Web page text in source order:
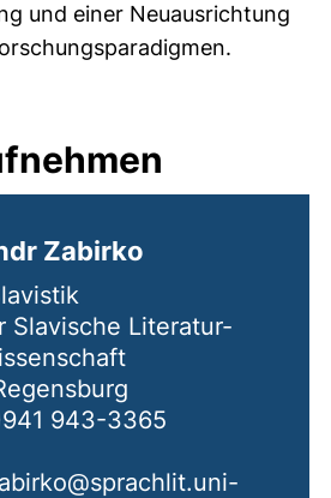
und einer Neuausrichtung
Zabirko
Slavische Literatur-
943-3365